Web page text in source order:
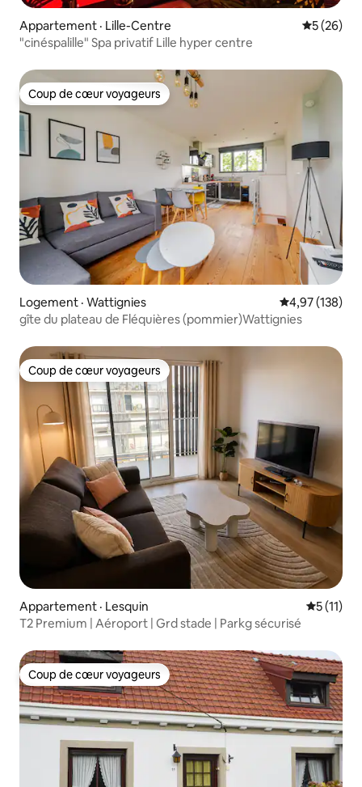
Appartement · Lille-Centre Note
5 (26)
"cinéspalille" Spa privatif Lille hyper centre
Coup de cœur voyageurs
Coup de cœur voyageurs
Logement · Wattignies Note
4,97 (138)
gîte du plateau de Fléquières (pommier)Wattignies
Coup de cœur voyageurs
Coup de cœur voyageurs
Appartement · Lesquin Note
5 (11)
T2 Premium | Aéroport | Grd stade | Parkg sécurisé
Coup de cœur voyageurs
Coup de cœur voyageurs